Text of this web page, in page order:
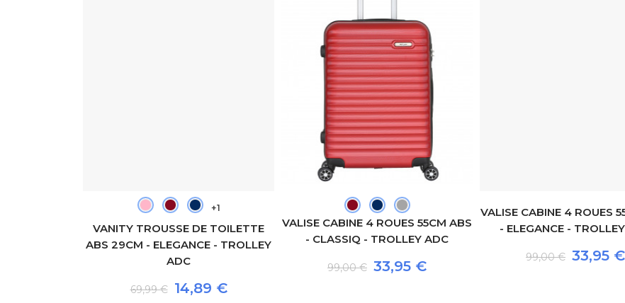
+1
VANITY TROUSSE DE TOILETTE
ABS 29CM - ELEGANCE - TROLLEY
ADC
69,99 € 14,89 €
VALISE CABINE 4 ROUES 55CM ABS
- CLASSIQ - TROLLEY ADC
99,00 € 33,95 €
VALISE CABINE 4 ROUES
- ELEGANCE -
99,00 € 33,95 €